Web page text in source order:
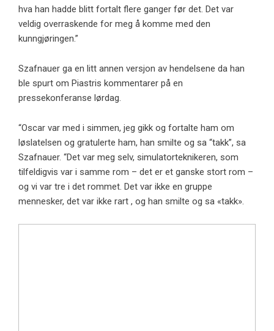
hva han hadde blitt fortalt flere ganger før det. Det var
veldig overraskende for meg å komme med den
kunngjøringen.”
Szafnauer ga en litt annen versjon av hendelsene da han
ble spurt om Piastris kommentarer på en
pressekonferanse lørdag.
“Oscar var med i simmen, jeg gikk og fortalte ham om
løslatelsen og gratulerte ham, han smilte og sa “takk”, sa
Szafnauer. “Det var meg selv, simulatorteknikeren, som
tilfeldigvis var i samme rom – det er et ganske stort rom –
og vi var tre i det rommet. Det var ikke en gruppe
mennesker, det var ikke rart , og han smilte og sa «takk».